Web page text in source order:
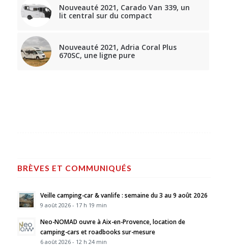
Nouveauté 2021, Carado Van 339, un
lit central sur du compact
Nouveauté 2021, Adria Coral Plus
670SC, une ligne pure
BRÈVES ET COMMUNIQUÉS
Veille camping-car & vanlife : semaine du 3 au 9 août 2026
9 août 2026 - 17 h 19 min
Neo-NOMAD ouvre à Aix-en-Provence, location de
camping-cars et roadbooks sur-mesure
6 août 2026 - 12 h 24 min